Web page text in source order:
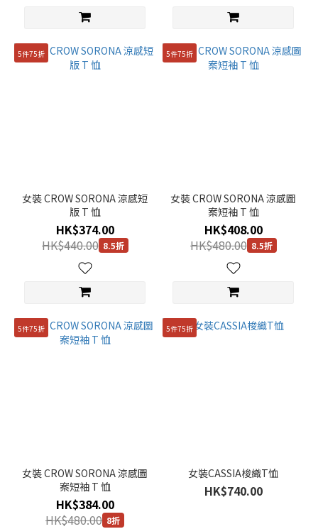
5件75折
女裝 CROW SORONA 涼感短
版 T 恤
HK$374.00
HK$440.00 8.5折
5件75折
女裝 CROW SORONA 涼感圖
案短袖 T 恤
HK$408.00
HK$480.00 8.5折
5件75折
女裝 CROW SORONA 涼感圖
案短袖 T 恤
HK$384.00
HK$480.00 8折
5件75折
女裝CASSIA梭織T恤
HK$740.00